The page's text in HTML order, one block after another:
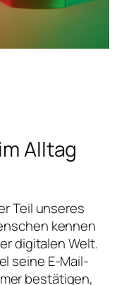
Alltag
Teil unseres
kennen
digitalen Welt.
seine E-Mail-
bestätigen,